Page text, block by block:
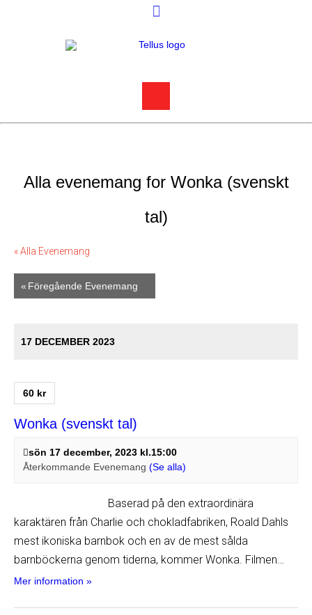
Alla evenemang for Wonka (svenskt
tal)
« Alla Evenemang
« Föregående Evenemang
17 DECEMBER 2023
60 kr
Wonka (svenskt tal)
sön 17 december, 2023 kl.15:00
Återkommande Evenemang (Se alla)
Baserad på den extraordinära
karaktären från Charlie och chokladfabriken, Roald Dahls
mest ikoniska barnbok och en av de mest sålda
barnböckerna genom tiderna, kommer Wonka. Filmen…
Mer information »